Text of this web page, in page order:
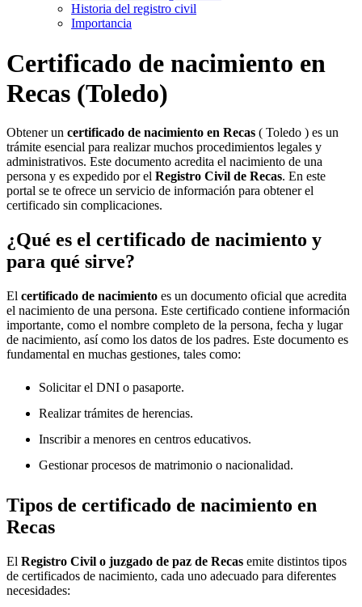
Historia del registro civil
Importancia
Certificado de nacimiento en
Recas (Toledo)
Obtener un certificado de nacimiento en Recas ( Toledo ) es un
trámite esencial para realizar muchos procedimientos legales y
administrativos. Este documento acredita el nacimiento de una
persona y es expedido por el Registro Civil de Recas. En este
portal se te ofrece un servicio de información para obtener el
certificado sin complicaciones.
¿Qué es el certificado de nacimiento y
para qué sirve?
El certificado de nacimiento es un documento oficial que acredita
el nacimiento de una persona. Este certificado contiene información
importante, como el nombre completo de la persona, fecha y lugar
de nacimiento, así como los datos de los padres. Este documento es
fundamental en muchas gestiones, tales como:
Solicitar el DNI o pasaporte.
Realizar trámites de herencias.
Inscribir a menores en centros educativos.
Gestionar procesos de matrimonio o nacionalidad.
Tipos de certificado de nacimiento en
Recas
El Registro Civil o juzgado de paz de Recas emite distintos tipos
de certificados de nacimiento, cada uno adecuado para diferentes
necesidades: